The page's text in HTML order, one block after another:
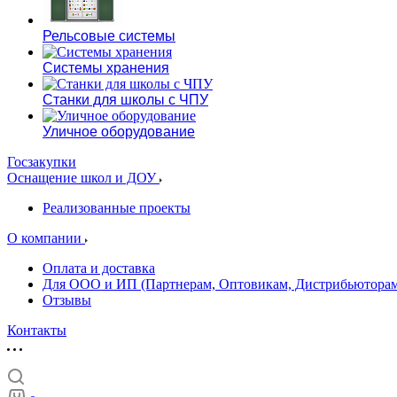
Рельсовые системы
Системы хранения
Станки для школы с ЧПУ
Уличное оборудование
Госзакупки
Оснащение школ и ДОУ
Реализованные проекты
О компании
Оплата и доставка
Для ООО и ИП (Партнерам, Оптовикам,
Отзывы
Контакты